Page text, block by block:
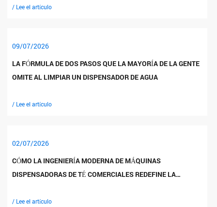
REFRIGERADORES EMBOTELLADOS PARA LA
/ Lee el artículo
09/07/2026
LA FÓRMULA DE DOS PASOS QUE LA MAYORÍA DE LA GENTE
OMITE AL LIMPIAR UN DISPENSADOR DE AGUA
/ Lee el artículo
02/07/2026
CÓMO LA INGENIERÍA MODERNA DE MÁQUINAS
DISPENSADORAS DE TÉ COMERCIALES REDEFINE LA
/ Lee el artículo